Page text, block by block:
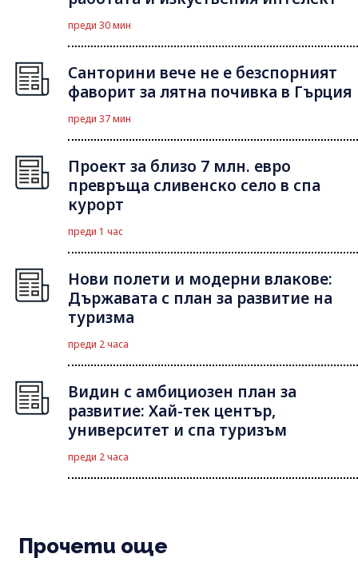
преди 30 мин
Санторини вече не е безспорният
фаворит за лятна почивка в Гърция
преди 37 мин
Проект за близо 7 млн. евро
превръща сливенско село в спа
курорт
преди 1 час
Нови полети и модерни влакове:
Държавата с план за развитие на
туризма
преди 2 часа
Видин с амбициозен план за
развитие: Хай-тек център,
университет и спа туризъм
преди 2 часа
Прочети още